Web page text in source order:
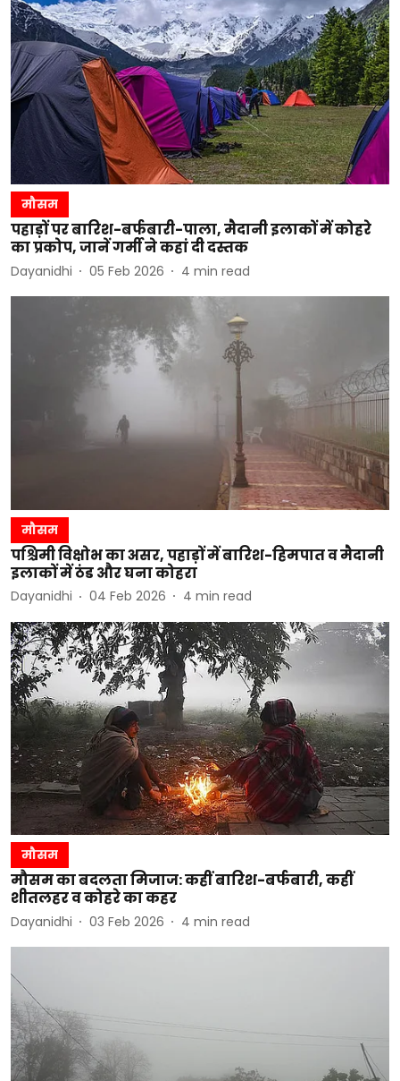
मौसम
पहाड़ों पर बारिश-बर्फबारी-पाला, मैदानी इलाकों में कोहरे
का प्रकोप, जानें गर्मी ने कहां दी दस्तक
Dayanidhi 05 Feb 2026 4 min read
मौसम
पश्चिमी विक्षोभ का असर, पहाड़ों में बारिश-हिमपात व मैदानी
इलाकों में ठंड और घना कोहरा
Dayanidhi 04 Feb 2026 4 min read
मौसम
मौसम का बदलता मिजाज: कहीं बारिश-बर्फबारी, कहीं
शीतलहर व कोहरे का कहर
Dayanidhi 03 Feb 2026 4 min read